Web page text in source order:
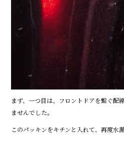
まず、一つ目は、フロントドアを繋ぐ配
ませんでした。
このパッキンをキチンと入れて、再度水